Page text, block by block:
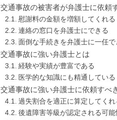
交通事故の被害者が弁護士に依頼
慰謝料の金額を増額してくれる
連絡の窓口を弁護士にできる
面倒な手続きを弁護士に一任で
交通事故に強い弁護士とは
経験や実績が豊富である
医学的な知識にも精通している
交通事故に強い弁護士に依頼すべ
過失割合を適正に算定してくれ
後遺障害等級が認定される可能